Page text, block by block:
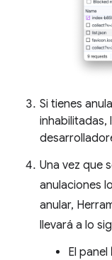
Si tienes
inhabilitadas,
Una vez que
anulaciones
anular,
llevará a lo
El panel